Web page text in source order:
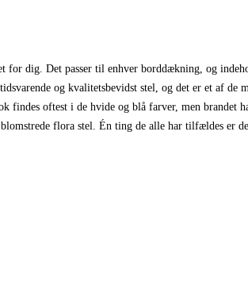
for dig. Det passer til enhver borddækning, og
og kvalitetsbevidst stel, og det er et af de
findes oftest i de hvide og blå farver, men brandet
flora stel. Én ting de alle har tilfældes er